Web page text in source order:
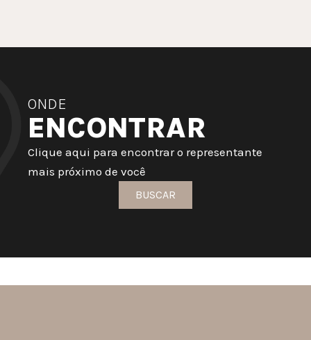
ONDE
ENCONTRAR
Clique aqui para encontrar o representante
mais próximo de você
BUSCAR